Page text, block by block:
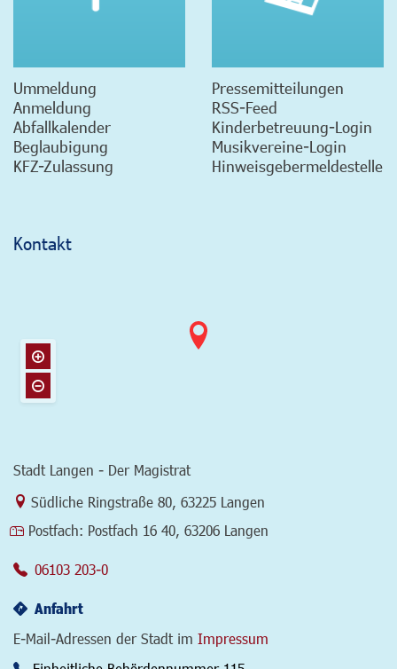
Ummeldung
Anmeldung
Abfallkalender
Beglaubigung
KFZ-Zulassung
Pressemitteilungen
RSS-Feed
Kinderbetreuung-Login
Musikvereine-Login
Hinweisgebermeldestelle
Kontakt
Stadt Langen - Der Magistrat
Link zur Google-Maps Navigation
Südliche Ringstraße 80 63225 Langen
Postfach: Postfach 16 40, 63206 Langen
06103 203-0
Anfahrt
E-Mail-Adressen der Stadt im Impressum